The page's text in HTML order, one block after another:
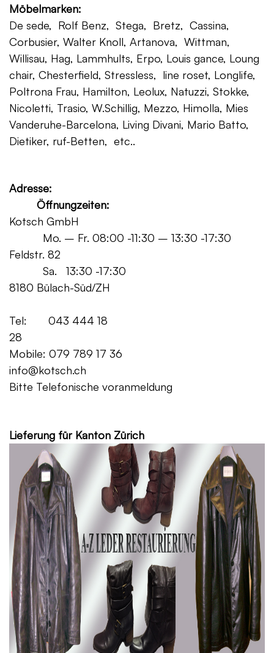
Möbelmarken:
De sede, Rolf Benz, Stega, Bretz, Cassina,
Corbusier, Walter Knoll, Artanova, Wittman,
Willisau, Hag, Lammhults, Erpo, Louis gance, Loung
chair, Chesterfield, Stressless, line roset, Longlife,
Poltrona Frau, Hamilton, Leolux, Natuzzi, Stokke,
Nicoletti, Trasio, W.Schillig, Mezzo, Himolla, Mies
Vanderuhe-Barcelona, Living Divani, Mario Batto,
Dietiker, ruf-Betten, etc..
Adresse:
Öffnungzeiten:
Kotsch GmbH
Mo. – Fr. 08:00 -11:30 – 13:30 -17:30
Feldstr. 82
Sa. 13:30 -17:30
8180 Bülach-Süd/ZH
Tel: 043 444 18
28
Mobile: 079 789 17 36
info@kotsch.ch
Bitte Telefonische voranmeldung
Lieferung für Kanton Zürich